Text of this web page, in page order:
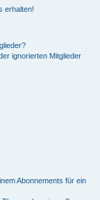
erhalten!
ignorierten Mitglieder
Abonnements für ein